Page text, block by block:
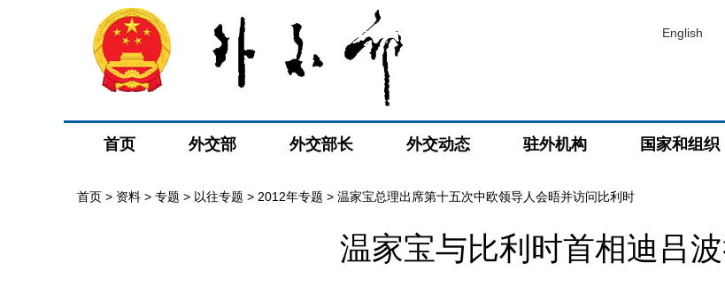
English
首页 外交部 外交部长 外交动态 驻外机构 国家和组织
首页 > 资料 > 专题 > 以往专题 > 2012年专题 > 温家宝总理出席第十五次中欧领导人会晤并访问比利时
温家宝与比利时首相迪吕